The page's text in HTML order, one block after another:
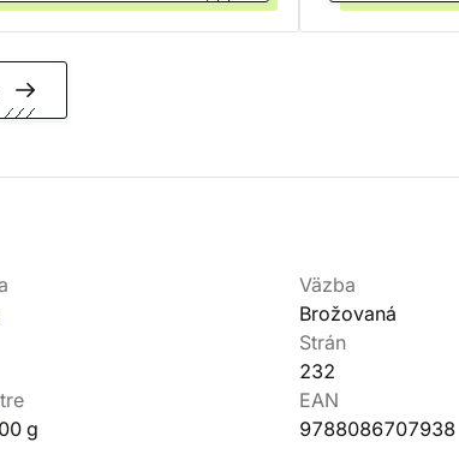
Väzba
Brožovaná
Strán
232
g
EAN
9788086707938